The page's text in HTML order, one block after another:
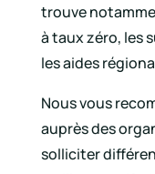
trouve
à taux zéro, les
les aides
Nous vous
auprès des
solliciter